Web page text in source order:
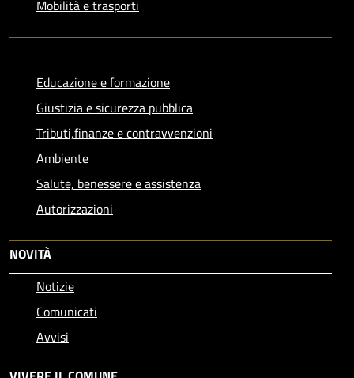
Mobilità e trasporti
Educazione e formazione
Giustizia e sicurezza pubblica
Tributi,finanze e contravvenzioni
Ambiente
Salute, benessere e assistenza
Autorizzazioni
NOVITÀ
Notizie
Comunicati
Avvisi